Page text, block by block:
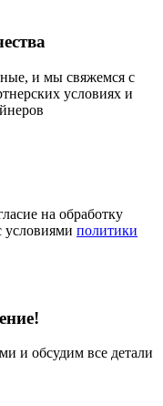
и мы свяжемся с
условиях и
на обработку
условиями политики
и обсудим все детали